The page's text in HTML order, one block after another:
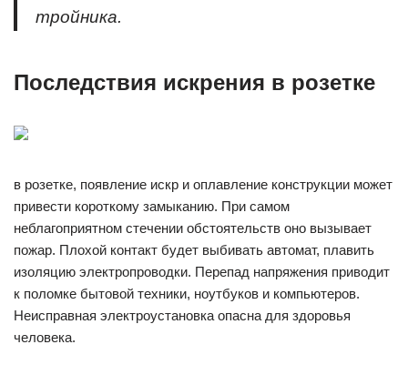
тройника.
Последствия искрения в розетке
в розетке, появление искр и оплавление конструкции может
привести короткому замыканию. При самом
неблагоприятном стечении обстоятельств оно вызывает
пожар. Плохой контакт будет выбивать автомат, плавить
изоляцию электропроводки. Перепад напряжения приводит
к поломке бытовой техники, ноутбуков и компьютеров.
Неисправная электроустановка опасна для здоровья
человека.